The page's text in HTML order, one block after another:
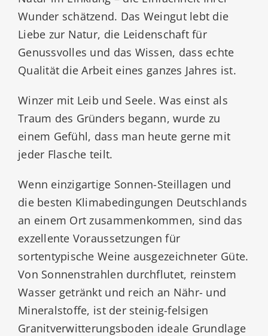
Wunder schätzend. Das Weingut lebt die
Liebe zur Natur, die Leidenschaft für
Genussvolles und das Wissen, dass echte
Qualität die Arbeit eines ganzes Jahres ist.
Winzer mit Leib und Seele. Was einst als
Traum des Gründers begann, wurde zu
einem Gefühl, dass man heute gerne mit
jeder Flasche teilt.
Wenn einzigartige Sonnen-Steillagen und
die besten Klimabedingungen Deutschlands
an einem Ort zusammenkommen, sind das
exzellente Voraussetzungen für
sortentypische Weine ausgezeichneter Güte.
Von Sonnenstrahlen durchflutet, reinstem
Wasser getränkt und reich an Nähr- und
Mineralstoffe, ist der steinig-felsigen
Granitverwitterungsboden ideale Grundlage